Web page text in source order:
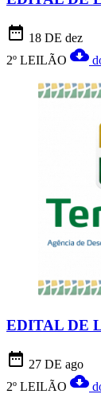
date_range 18 DE dez
2º LEILÃO cloud_download
EDITAL DE
date_range 27 DE ago
2º LEILÃO cloud_download